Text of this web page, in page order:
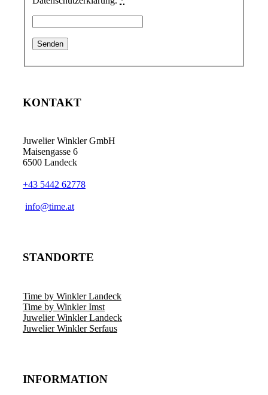
KONTAKT
Juwelier Winkler GmbH
Maisengasse 6
6500 Landeck
+43 5442 62778
info@time.at
STANDORTE
Time by Winkler Landeck
Time by Winkler Imst
Juwelier Winkler Landeck
Juwelier Winkler Serfaus
INFORMATION